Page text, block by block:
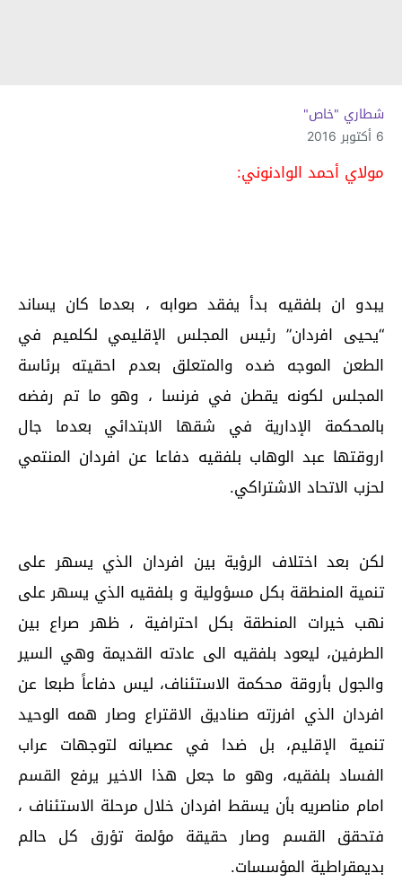
شطاري "خاص"
6 أكتوبر 2016
مولاي أحمد الوادنوني:
يبدو ان بلفقيه بدأ يفقد صوابه ، بعدما كان يساند
“يحيى افردان” رئيس المجلس الإقليمي لكلميم في
الطعن الموجه ضده والمتعلق بعدم احقيته برئاسة
المجلس لكونه يقطن في فرنسا ، وهو ما تم رفضه
بالمحكمة الإدارية في شقها الابتدائي بعدما جال
اروقتها عبد الوهاب بلفقيه دفاعا عن افردان المنتمي
لحزب الاتحاد الاشتراكي.
لكن بعد اختلاف الرؤية بين افردان الذي يسهر على
تنمية المنطقة بكل مسؤولية و بلفقيه الذي يسهر على
نهب خيرات المنطقة بكل احترافية ، ظهر صراع بين
الطرفين، ليعود بلفقيه الى عادته القديمة وهي السير
والجول بأروقة محكمة الاستئناف، ليس دفاعاً طبعا عن
افردان الذي افرزته صناديق الاقتراع وصار همه الوحيد
تنمية الإقليم، بل ضدا في عصيانه لتوجهات عراب
الفساد بلفقيه، وهو ما جعل هذا الاخير يرفع القسم
امام مناصريه بأن يسقط افردان خلال مرحلة الاستئناف ،
فتحقق القسم وصار حقيقة مؤلمة تؤرق كل حالم
بديمقراطية المؤسسات.